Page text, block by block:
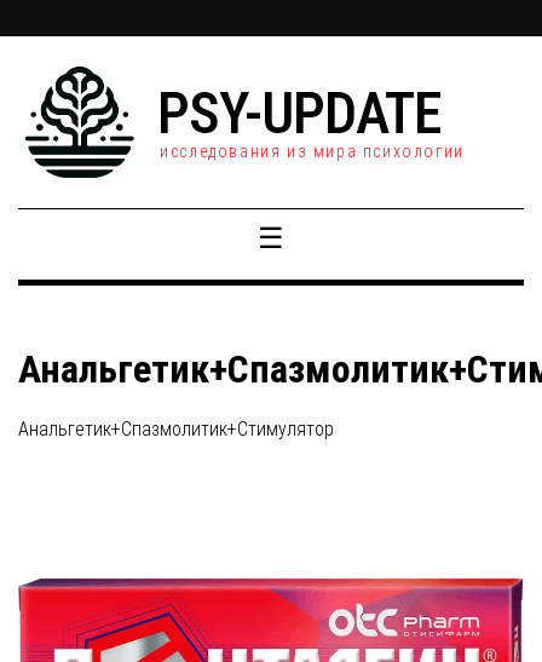
PSY-UPDATE
исследования из мира психологии
☰
Анальгетик+Спазмолитик+Стимулятор